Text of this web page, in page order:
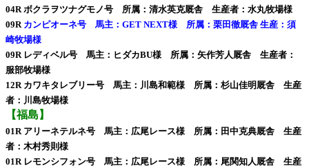
04R ボクラヲツナグモノ号 所属：清水英克厩舎 生産者：水丸牧場様
09R カンピオーネ号 馬主：GET NEXT様 所属：栗田徹厩舎 生産：須
崎牧場様
09R レディベル号 馬主：ヒダカBU様 所属：矢作芳人厩舎 生産者：
服部牧場様
12R カワキタレブリー号 馬主：川島和範様 所属：杉山佳明厩舎 生産
者：川島牧場様
【福島】
01R アリーネテルネ号 馬主：広尾レース様 所属：田中克典厩舎 生産
者：木村秀則様
01R レモンシフォン号 馬主：広尾レース様 所属：尾関知人厩舎 生産